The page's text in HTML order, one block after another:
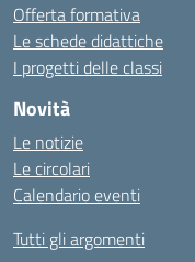
Offerta formativa
Le schede didattiche
I progetti delle classi
Novità
Le notizie
Le circolari
Calendario eventi
Tutti gli argomenti